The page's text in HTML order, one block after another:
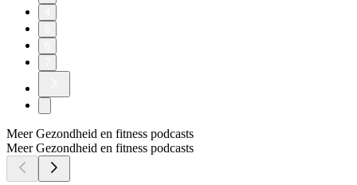
Meer Gezondheid en fitness podcasts
Meer Gezondheid en fitness podcasts